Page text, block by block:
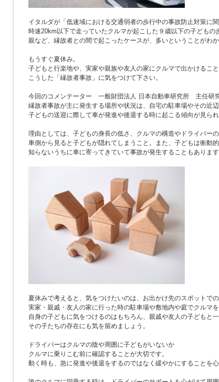
イタルダが「低速域における交通弱者の歩行中の事故防止対策に
時速20km以下で走っていたクルマが起こした９歳以下の子どもの
親など、縁故者との間で起こったケースが、多いということがわ
もうすぐ夏休み。
子どもと行楽地や、実家や親族や友人の家にクルマで出かけるこ
こうした「縁故者事故」に気をつけて下さい。
今回のコメンテーター 一般財団法人 日本自動車研究所 主任研
縁故者事故が主に発生する場所や状況は、自宅の駐車場やその近
子どもの送迎に際して車が発進や後退する時に起こる傾向が見ら
理由としては、子どもの身長の低さ、クルマの構造やドライバー
車側から見ると子どもが隠れてしまうこと。また、子どもは衝動
知らないうちに車に寄ってきていて事故が発生することもありま
夏休みで考えると、気をつけたいのは、お出かけ先のスポットで
実家・親戚・友人の家に行った時の駐車場や敷地内や庭でクルマ
自身の子どもに気をつけるのはもちろん、親戚や友人の子どもと
その子たちの存在にも気を留めましょう。
ドライバーはクルマの陰や周囲に子どもがいないか
クルマに乗りこむ前に確認することが大切です。
動く時も、急に発進や後退をするのではなく緩やかにすることを